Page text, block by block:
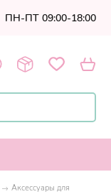
ПН-ПТ 09:00-18:00
Аксессуары для